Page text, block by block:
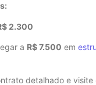
2.300
a R$ 7.500 em
detalhado e visite